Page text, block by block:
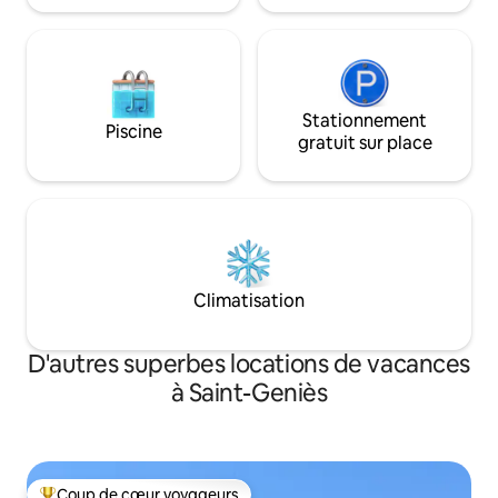
Piscine
Stationnement
gratuit sur place
Climatisation
D'autres superbes locations de vacances
à Saint-Geniès